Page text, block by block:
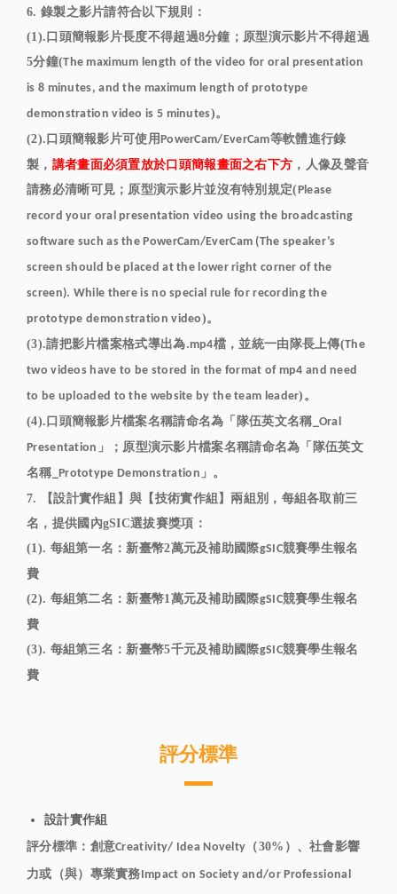
6. 錄製之影片請符合以下規則：
(1).口頭簡報影片長度不得超過8分鐘；原型演示影片不得超過
5分鐘(The maximum length of the video for oral presentation
is 8 minutes, and the maximum length of prototype
demonstration video is 5 minutes)。
(2).口頭簡報影片可使用PowerCam/EverCam等軟體進行錄
製， 講者畫面必須置放於口頭簡報畫面之右下方 ，人像及聲音
請務必清晰可見；原型演示影片並沒有特別規定(Please
record your oral presentation video using the broadcasting
software such as the PowerCam/EverCam (The speaker’s
screen should be placed at the lower right corner of the
screen). While there is no special rule for recording the
prototype demonstration video)。
(3).請把影片檔案格式導出為.mp4檔，並統一由隊長上傳(The
two videos have to be stored in the format of mp4 and need
to be uploaded to the website by the team leader)。
(4).口頭簡報影片檔案名稱請命名為「隊伍英文名稱_Oral
Presentation 」；原型演示影片檔案名稱請命名為「隊伍英文
名稱_Prototype Demonstration 」。
7. 【設計實作組】與【技術實作組】兩組別，每組各取前三
名，提供國內gSIC選拔賽獎項：
(1). 每組第一名：新臺幣2萬元及補助國際gSIC競賽學生報名
費
(2). 每組第二名：新臺幣1萬元及補助國際gSIC競賽學生報名
費
(3). 每組第三名：新臺幣5千元及補助國際gSIC競賽學生報名
費
評分標準
設計實作組
評分標準：創意Creativity/ Idea Novelty （30%）、社會影響
力或（與）專業實務Impact on Society and/or Professional